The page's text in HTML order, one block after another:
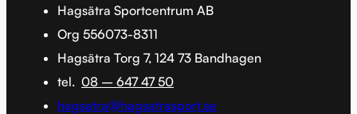
Hagsätra Sportcentrum AB
Org 556073-8311
Hagsätra Torg 7, 124 73 Bandhagen
tel. 08 – 647 47 50
hagsatra@hagsatrasport.se